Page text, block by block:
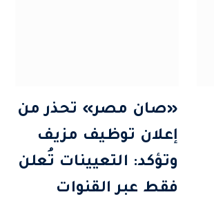
«صان مصر» تحذر من
إعلان توظيف مزيف
وتؤكد: التعيينات تُعلن
فقط عبر القنوات